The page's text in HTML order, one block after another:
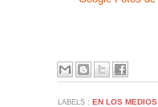
LABELS : EN LOS MEDIOS